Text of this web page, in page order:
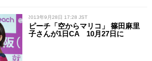
/ 2013年9月28日 17:28 JST
ピーチ「空からマリコ」 篠田麻里
子さんが1日CA 10月27日に